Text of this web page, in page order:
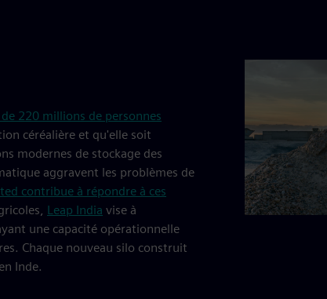
220 millions de personnes
céréalière et qu'elle soit
modernes de stockage des
aggravent les problèmes de
contribue à répondre à ces
Leap India vise à
une capacité opérationnelle
Chaque nouveau silo construit
Inde.